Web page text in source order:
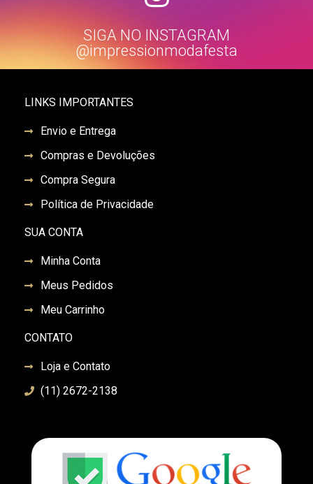
SIGA NO INSTAGRAM
@impressionmodafesta
LINKS IMPORTANTES
Envio e Entrega
Compras e Devoluções
Compra Segura
Política de Privacidade
SUA CONTA
Minha Conta
Meus Pedidos
Meu Carrinho
CONTATO
Loja e Contato
(11) 2672-2138